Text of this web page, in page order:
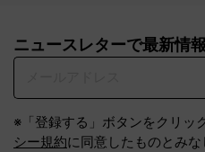
ニュースレターで最新情
※「登録する」ボタンをクリッ
シー規約に同意したものとみな